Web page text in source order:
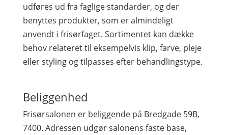
udføres ud fra faglige standarder, og der
benyttes produkter, som er almindeligt
anvendt i frisørfaget. Sortimentet kan dække
behov relateret til eksempelvis klip, farve, pleje
eller styling og tilpasses efter behandlingstype.
Beliggenhed
Frisørsalonen er beliggende på Bredgade 59B,
7400. Adressen udgør salonens faste base,